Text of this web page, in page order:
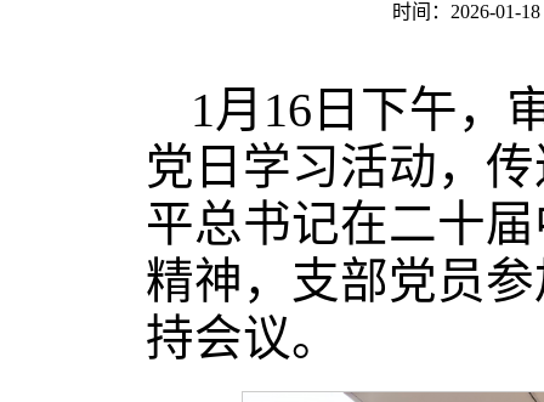
时间：2026-01-18
1月16日下午，
党日学习活动，
平总书记在二十
精神，支部党员
持会议。